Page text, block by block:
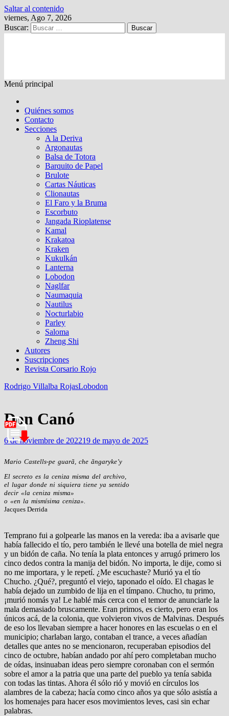
Saltar al contenido
viernes, Ago 7, 2026
Buscar:
Menú principal
Quiénes somos
Contacto
Secciones
A la Deriva
Argonautas
Balsa de Totora
Barquito de Papel
Brulote
Cartas Náuticas
Clionautas
El Faro y la Bruma
Escorbuto
Jangada Rioplatense
Kamal
Krakatoa
Kraken
Kukulkán
Lanterna
Lobodon
Naglfar
Naumaquia
Nautilus
Nocturlabio
Parley
Saloma
Zheng Shi
Autores
Suscripciones
Revista Corsario Rojo
Rodrigo Villalba RojasLobodon
Don Canó
6 de noviembre de 202219 de mayo de 2025
Mario Castells-pe guarã, che ãngaryke’y
El secreto es la ceniza misma del archivo,
el lugar donde ni siquiera tiene ya sentido
decir «la ceniza misma»
o «en la mismísima ceniza».
Jacques Derrida
Temprano fui a golpearle las manos en la vereda: iba a avisarle que
había fallecido el tío, pero también le llevé una botella de miel negra
y un bidón de caña. No tenía la plata entonces y arrugó primero los
cinco dedos contra la manija del bidón. No importa, le dije, como si
no me importara, y le repetí. ¿Me escuchaste? Murió ya el tío
Chucho. ¿Qué?, preguntó el viejo, taponado el oído. El chagas le
había dejado un zumbido de lija en el tímpano. Chucho, tu primo,
¡murió nomás ya! Le hablé más cerca con el temor de anunciarle la
mala demasiado bruscamente. Eran primos, es cierto, pero eran los
únicos acá, de la colonia, que volvieron vivos de Malvinas. Después
de eso los llevaban siempre a hacer honores en las escuelas o en el
municipio; charlaban largo, contaban el trance, a veces añadían
detalles que antes no se mencionaron, recuperaban episodios del
cinco de octubre, habían andado por ahí pero completaban mucho
de oídas, insinuaban ideas pero siempre coronaban con el sermón
sobre el amor a la patria que una parte del pueblo ya tenía sabida
con todas las tintas. Ahora él sólo rió y movió en círculos los
alambres de la cabeza; hacía como cinco años ya que sólo asistía a
los homenajes para hacer esos movimientos leves, casi sin echar
palabras.